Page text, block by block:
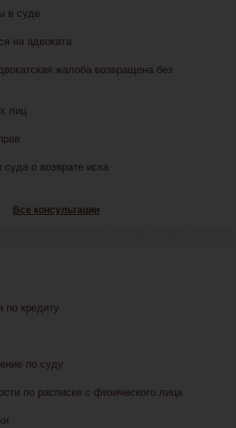
в суде
на адвоката
жалоба возвращена без
лиц
о возврате иска
Все консультации
по кредиту
по суду
по расписке с физического лица